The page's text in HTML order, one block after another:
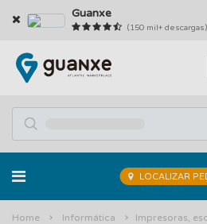
Guanxe
(150 mil+ descargas)
LOCALIZAR
Home Informática
Impresoras,